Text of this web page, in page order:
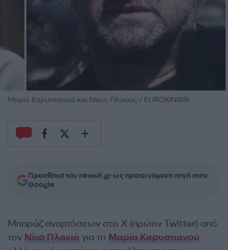
Μαρία Καρυστιανού και Νίκος Πλακιάς / EUROKINISSI
Προσθήκη του newsit.gr ως προτεινόμενη πηγή στην
Google
Μπαράζ αναρτήσεων στο Χ (πρώην Twitter) από
τον Νίκο Πλακιά για τη Μαρία Καρυστιανού